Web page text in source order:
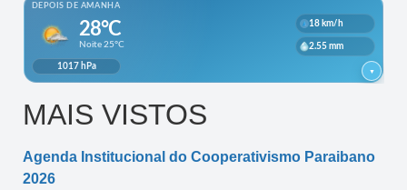
MAIS VISTOS
Agenda Institucional do Cooperativismo Paraibano
2026